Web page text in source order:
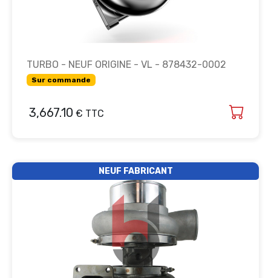
TURBO - NEUF ORIGINE - VL - 878432-0002
Sur commande
3,667.10 € TTC
NEUF FABRICANT